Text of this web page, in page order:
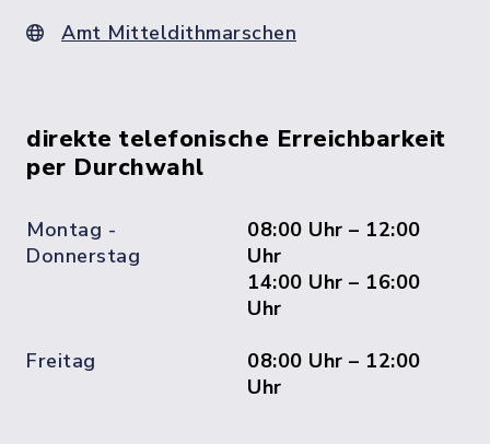
Amt Mitteldithmarschen
direkte telefonische Erreichbarkeit
per Durchwahl
Montag -
Donnerstag
08:00 Uhr – 12:00
Uhr
14:00 Uhr – 16:00
Uhr
Freitag
08:00 Uhr – 12:00
Uhr